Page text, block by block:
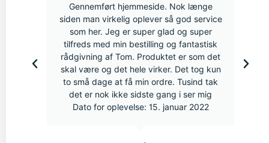
Gennemført hjemmeside. Nok længe
siden man virkelig oplever så god service
som her. Jeg er super glad og super
tilfreds med min bestilling og fantastisk
rådgivning af Tom. Produktet er som det
skal være og det hele virker. Det tog kun
to små dage at få min ordre. Tusind tak
det er nok ikke sidste gang i ser mig
Dato for oplevelse: 15. januar 2022